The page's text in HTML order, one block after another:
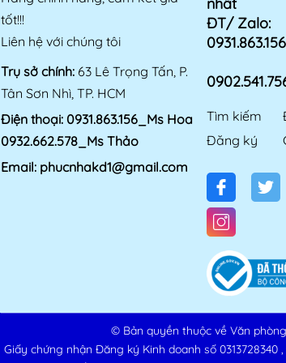
tốt!!!
Liên hệ với chúng tôi
Trụ sở chính: 63 Lê Trọng Tấn, P.
Tân Sơn Nhì, TP. HCM
Điện thoại: 0931.863.156_Ms Hoa
0932.662.578_Ms Thảo
Email: phucnhakd1@gmail.com
nhất
ĐT/ Zalo:
Tìm kiếm
Đăng ký
© Bản quyền thuộc về Văn
Giấy chứng nhận Đăng ký Kinh doanh số 0313728340